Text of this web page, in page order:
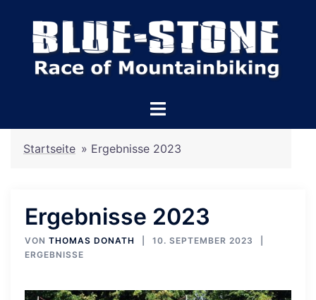
springen
Menü
Startseite » Ergebnisse 2023
Ergebnisse 2023
VON THOMAS DONATH
10. SEPTEMBER 2023
ERGEBNISSE